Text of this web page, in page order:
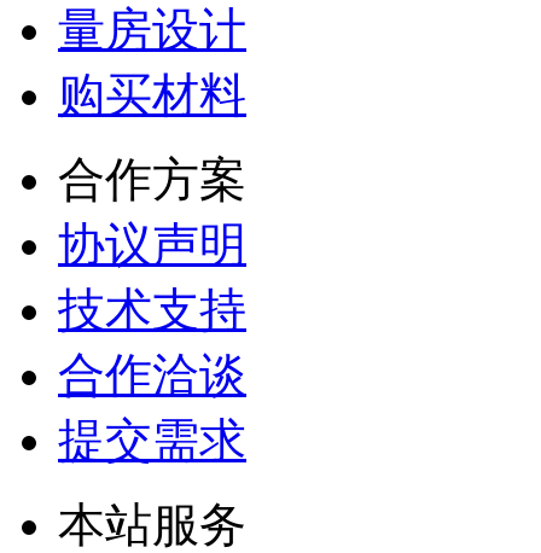
量房设计
购买材料
合作方案
协议声明
技术支持
合作洽谈
提交需求
本站服务